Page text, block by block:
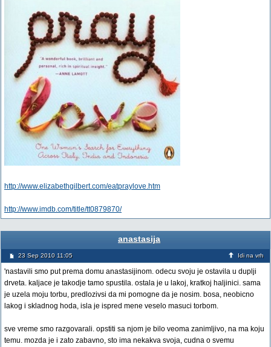
http://www.elizabethgilbert.com/eatpraylove.htm
http://www.imdb.com/title/tt0879870/
anastasija
23 Sep 2010 11:05 Idi na vrh
'nastavili smo put prema domu anastasijinom. odecu svoju je ostavila u duplji
drveta. kaljace je takodje tamo spustila. ostala je u lakoj, kratkoj haljinici. sama
je uzela moju torbu, predlozivsi da mi pomogne da je nosim. bosa, neobicno
lakog i skladnog hoda, isla je ispred mene veselo masuci torbom.
sve vreme smo razgovarali. opstiti sa njom je bilo veoma zanimljivo, na ma koju
temu. mozda je i zato zabavno, sto ima nekakva svoja, cudna o svemu